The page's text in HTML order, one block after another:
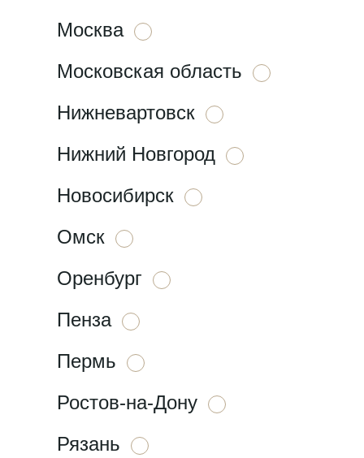
Москва
Московская область
Нижневартовск
Нижний Новгород
Новосибирск
Омск
Оренбург
Пенза
Пермь
Ростов-на-Дону
Рязань